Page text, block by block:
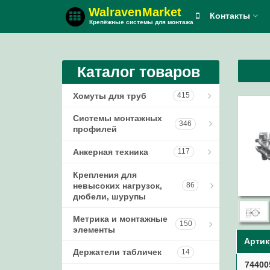
WalravenMarket
Крепёжные системы для монтажа
Контакты
Каталог товаров
Хомуты для труб 415
Стандартные
хомуты
132
Хомуты усиленные 66
Хомуты для
спринклерных
систем
35
Двойные хомуты 11
пластмассы и
38
Системы монтажных
профилей
346
Комплекты
1
Монтажные
профили
14
Монтажные
профили BIS
16
Консоли стеновые 47
пластины,
4
Анкерная техника 117
Механические
анкеры
62
и шпильки
Крепления для
невысоких нагрузок,
дюбели, шурупы
86
Дюбели крюковые 6
Метрика и монтажные
элементы
150
Болты 48
Держатели табличек 14